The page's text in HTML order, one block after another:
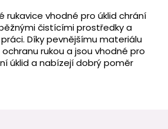
l
á
d
a
c
í
rukavice vhodné pro úklid chrání
čistícími prostředky a
Díky pevnějšímu materiálu
rukou a jsou vhodné pro
úklid a nabízejí dobrý poměr